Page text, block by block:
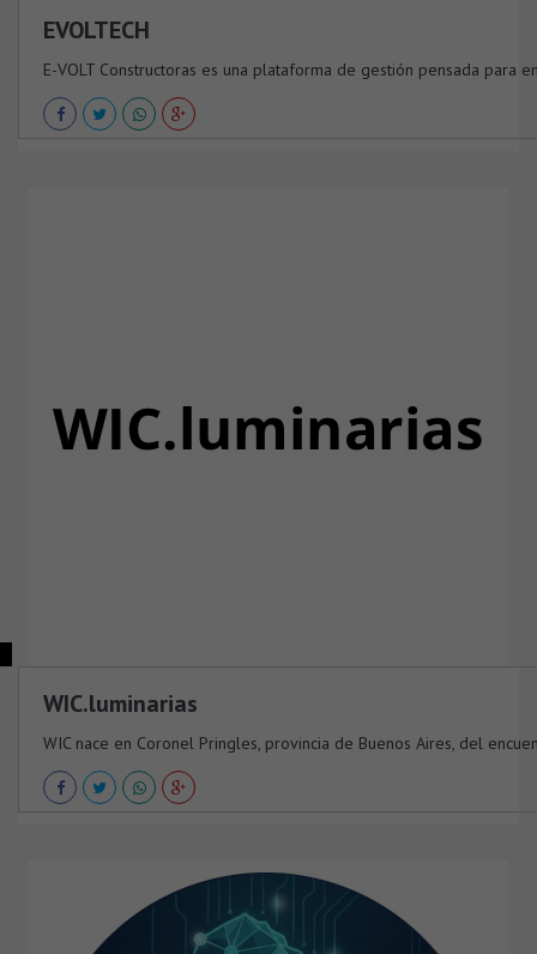
EVOLTECH
E-VOLT Constructoras es una plataforma de gestión pensada para
WIC.luminarias
WIC nace en Coronel Pringles, provincia de Buenos Aires, del